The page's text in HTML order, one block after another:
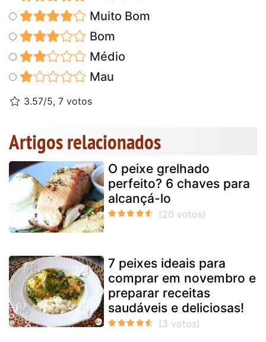
Muito Bom
Bom
Médio
Mau
3.57/5, 7 votos
Artigos relacionados
O peixe grelhado
perfeito? 6 chaves para
alcançá-lo
7 peixes ideais para
comprar em novembro e
preparar receitas
saudáveis e deliciosas!